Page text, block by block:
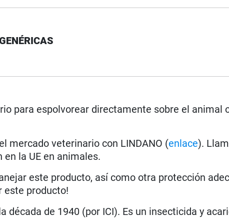
para espolvorear directamente sobre el animal
mercado veterinario con LINDANO (enlace).
la UE en animales.
este producto, así como otra protección
este producto!
década de 1940 (por ICI). Es un insecticida y